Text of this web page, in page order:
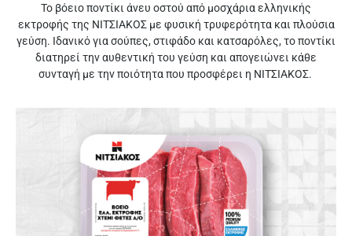
Το βόειο ποντίκι άνευ οστού από μοσχάρια ελληνικής
εκτροφής της ΝΙΤΣΙΑΚΟΣ με φυσική τρυφερότητα και πλούσια
γεύση. Ιδανικό για σούπες, στιφάδο και κατσαρόλες, το ποντίκι
διατηρεί την αυθεντική του γεύση και απογειώνει κάθε
συνταγή με την ποιότητα που προσφέρει η ΝΙΤΣΙΑΚΟΣ.